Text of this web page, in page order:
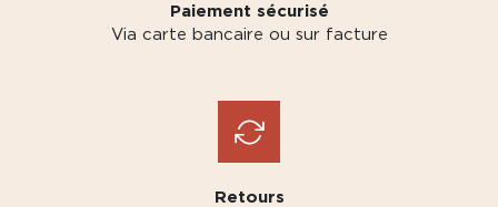
Paiement sécurisé
Via carte bancaire ou sur facture
Retours